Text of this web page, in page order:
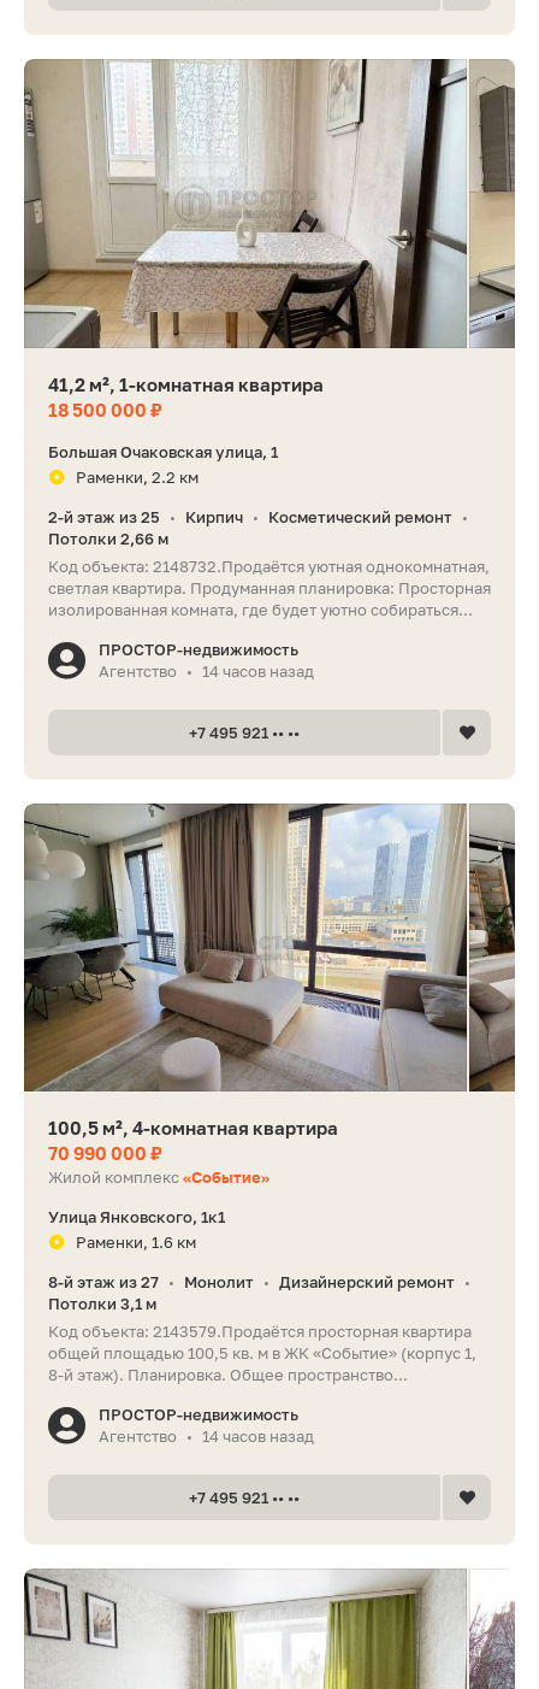
41,2 м², 1-комнатная квартира
18 500 000 ₽
Большая Очаковская улица, 1
Раменки, 2.2 км
2-й этаж из 25 • Кирпич • Косметический ремонт •
Потолки 2,66 м
Код объекта: 2148732.Продаётся уютная однокомнатная,
светлая квартира. Продуманная планировка: Просторная
изолированная комната, где будет уютно собираться...
ПРОСТОР-недвижимость
Агентство
• 14 часов назад
+7 495 921 •• ••
100,5 м², 4-комнатная квартира
70 990 000 ₽
Жилой комплекс«Событие»
Улица Янковского, 1к1
Раменки, 1.6 км
8-й этаж из 27 • Монолит • Дизайнерский ремонт •
Потолки 3,1 м
Код объекта: 2143579.Продаётся просторная квартира
общей площадью 100,5 кв. м в ЖК «Событие» (корпус 1,
8-й этаж). Планировка. Общее пространство...
ПРОСТОР-недвижимость
Агентство
• 14 часов назад
+7 495 921 •• ••